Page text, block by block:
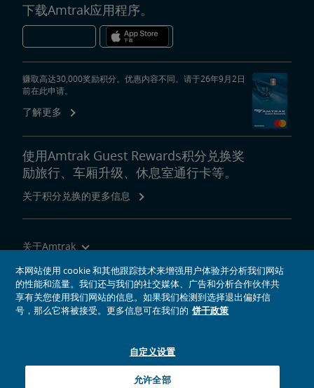
下载Amtrak应用程序。
赚取高达30,000奖励积分。优惠内容不同。请于26年9月2日
前在此申请。
了解更多
使用Amtrak Guest Rewards积分兑换奖
励旅行、车厢升级、休息室通行卡等。
关于积分兑换的更多信息
关于Amtrak
乘坐Amtrak列车旅行
网站工具
Amtrak的Facebook主页将在新窗口中打开
Amtrak的Twitter主页将在新窗口中打开
Amtrak的Instagram主页将在新窗口中打开
Amtrak的Linkedin主页将在新窗口中打开
Amtrak的YouTube主页将在新窗口中打开
Pinterest将在新窗口中打开
本网站使用 cookie 和其他跟踪技术来增强用户体验并分析我们网站
的性能和流量。我们还与我们的社交媒体、广告和分析合作伙伴共
享有关您使用我们网站的信息。如果我们检测到选择退出偏好信
号，那么它将被接受。更多信息可在我们的 饼干政策
自定义设置
允许全部